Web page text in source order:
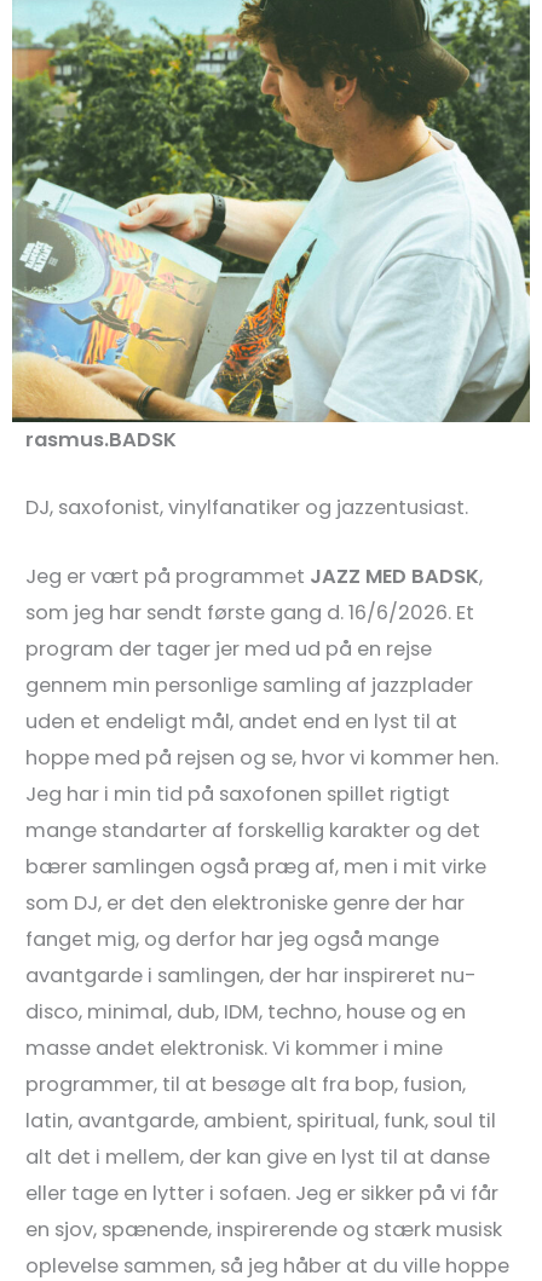
rasmus.BADSK
DJ, saxofonist, vinylfanatiker og jazzentusiast.
Jeg er vært på programmet JAZZ MED BADSK,
som jeg har sendt første gang d. 16/6/2026. Et
program der tager jer med ud på en rejse
gennem min personlige samling af jazzplader
uden et endeligt mål, andet end en lyst til at
hoppe med på rejsen og se, hvor vi kommer hen.
Jeg har i min tid på saxofonen spillet rigtigt
mange standarter af forskellig karakter og det
bærer samlingen også præg af, men i mit virke
som DJ, er det den elektroniske genre der har
fanget mig, og derfor har jeg også mange
avantgarde i samlingen, der har inspireret nu-
disco, minimal, dub, IDM, techno, house og en
masse andet elektronisk. Vi kommer i mine
programmer, til at besøge alt fra bop, fusion,
latin, avantgarde, ambient, spiritual, funk, soul til
alt det i mellem, der kan give en lyst til at danse
eller tage en lytter i sofaen. Jeg er sikker på vi får
en sjov, spænende, inspirerende og stærk musisk
oplevelse sammen, så jeg håber at du ville hoppe